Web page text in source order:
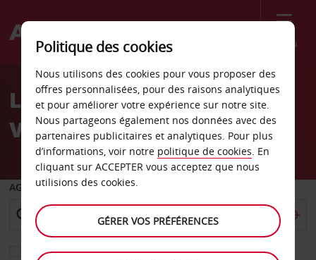
Menu
Welcome
AvisLocation de voiture
Vénissieux
AGENCE DE DÉPART
Sélectionnez une autre agence de retour
Politique des cookies
Nous utilisons des cookies pour vous proposer des
offres personnalisées, pour des raisons analytiques
et pour améliorer votre expérience sur notre site.
Nous partageons également nos données avec des
partenaires publicitaires et analytiques. Pour plus
d’informations, voir notre politique de cookies. En
cliquant sur ACCEPTER vous acceptez que nous
utilisions des cookies.
GÉRER VOS PRÉFÉRENCES